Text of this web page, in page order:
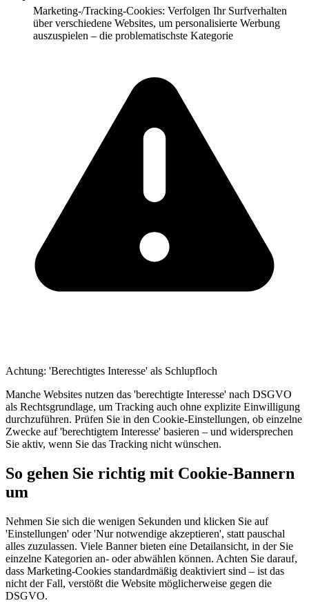
Marketing-/Tracking-Cookies: Verfolgen Ihr Surfverhalten
über verschiedene Websites, um personalisierte Werbung
auszuspielen – die problematischste Kategorie
Achtung: 'Berechtigtes Interesse' als Schlupfloch
Manche Websites nutzen das 'berechtigte Interesse' nach DSGVO
als Rechtsgrundlage, um Tracking auch ohne explizite Einwilligung
durchzuführen. Prüfen Sie in den Cookie-Einstellungen, ob einzelne
Zwecke auf 'berechtigtem Interesse' basieren – und widersprechen
Sie aktiv, wenn Sie das Tracking nicht wünschen.
So gehen Sie richtig mit Cookie-Bannern
um
Nehmen Sie sich die wenigen Sekunden und klicken Sie auf
'Einstellungen' oder 'Nur notwendige akzeptieren', statt pauschal
alles zuzulassen. Viele Banner bieten eine Detailansicht, in der Sie
einzelne Kategorien an- oder abwählen können. Achten Sie darauf,
dass Marketing-Cookies standardmäßig deaktiviert sind – ist das
nicht der Fall, verstößt die Website möglicherweise gegen die
DSGVO.